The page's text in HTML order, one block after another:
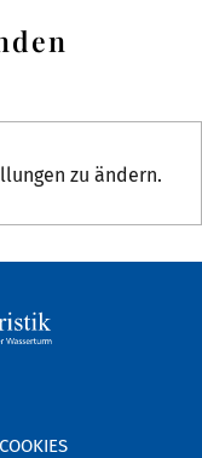
zu ändern.